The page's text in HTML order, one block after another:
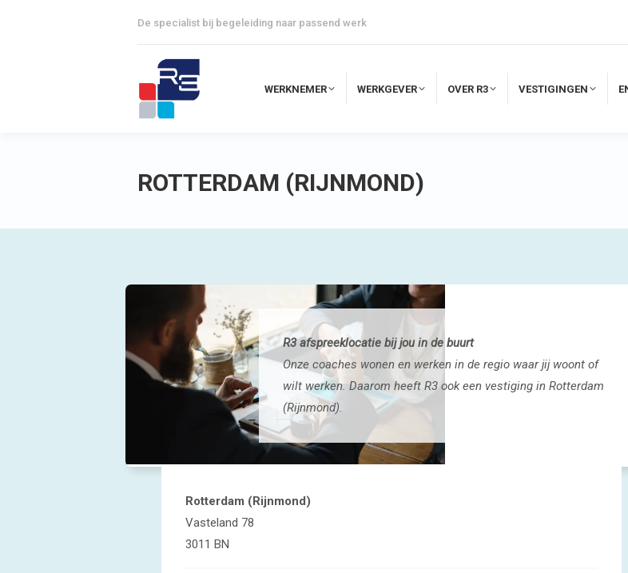
De specialist bij begeleiding naar passend werk
WERKNEMER WERKGEVER OVER R3 VESTIGINGEN
ROTTERDAM (RIJNMOND)
R3 afspreeklocatie bij jou in de buurt
Onze coaches wonen en werken in de regio waar jij woont of
wilt werken. Daarom heeft R3 ook een vestiging in Rotterdam
(Rijnmond).
Rotterdam (Rijnmond)
Vasteland 78
3011 BN